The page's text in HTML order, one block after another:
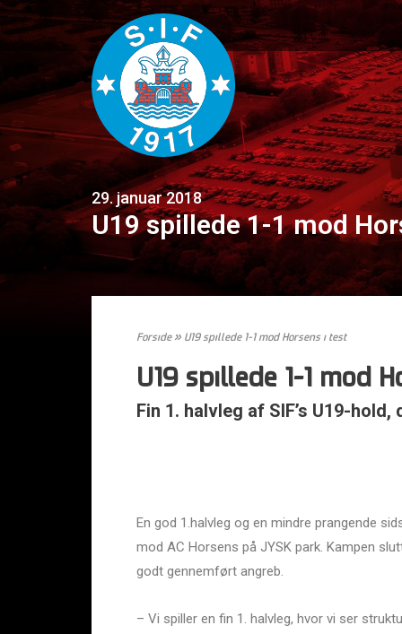
29. januar 2018
U19 spillede 1-1 mod
Forside» U19 spillede 1-1 mod Horsens i test
U19 spillede 1-1 mod
Fin 1. halvleg af SIF’s U19-
En god 1.halvleg og en mindre prangende
mod AC Horsens på JYSK park. Kampen
godt gennemført angreb.
– Vi spiller en fin 1. halvleg, hvor vi ser